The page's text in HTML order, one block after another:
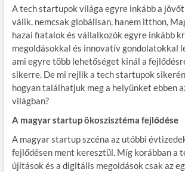
A tech startupok világa egyre inkább a
válik, nemcsak globálisan, hanem itthon,
hazai fiatalok és vállalkozók egyre inkább
megoldásokkal és innovatív gondolatokkal
ami egyre több lehetőséget kínál a
sikerre. De mi rejlik a tech startupok
hogyan találhatjuk meg a helyünket ebben
világban?
A magyar startup ökoszisztéma fejlődése
A magyar startup szcéna az utóbbi
fejlődésen ment keresztül. Míg korábban a
újítások és a digitális megoldások csak az